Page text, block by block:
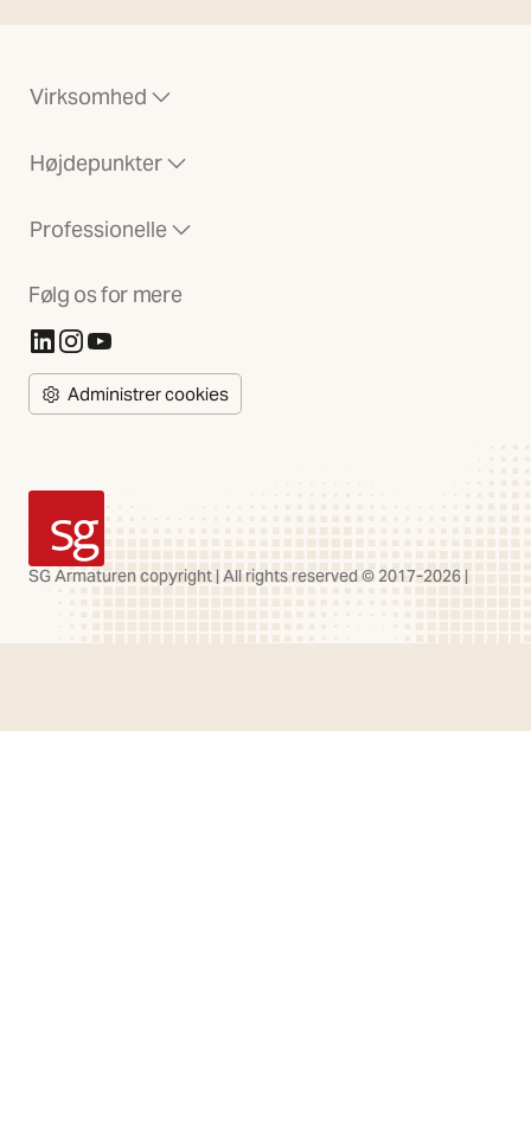
Virksomhed
Højdepunkter
Professionelle
Følg os for mere
(Åbner i ny fane)
(Åbner i ny fane)
(Åbner i ny fane)
Administrer cookies
SG Armaturen
SG Armaturen copyright | All rights reserved © 2017-2026 |